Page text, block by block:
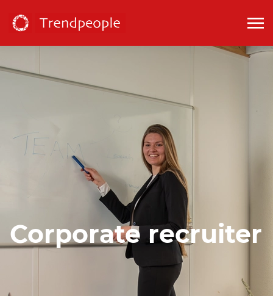
Corporate recruiter